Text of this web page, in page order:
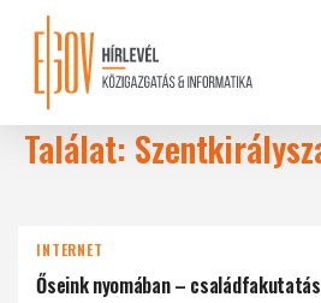
content
Találat:
INTERNET
Őseink nyomában –